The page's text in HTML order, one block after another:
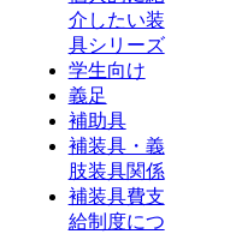
介したい装
具シリーズ
学生向け
義足
補助具
補装具・義
肢装具関係
補装具費支
給制度につ